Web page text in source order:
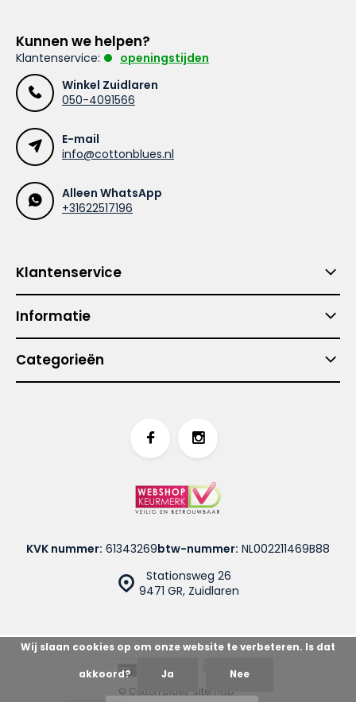
Kunnen we helpen?
Klantenservice:
openingstijden
Winkel Zuidlaren
050-4091566
E-mail
info@cottonblues.nl
Alleen WhatsApp
+31622517196
Klantenservice
Informatie
Categorieën
Stationsweg 26
9471 GR, Zuidlaren
KVK nummer: 61343269btw-nummer: NL002211469B88
© Cotton Blues Sitemap
Wij slaan cookies op om onze website te verbeteren. Is dat
akkoord? Ja Nee